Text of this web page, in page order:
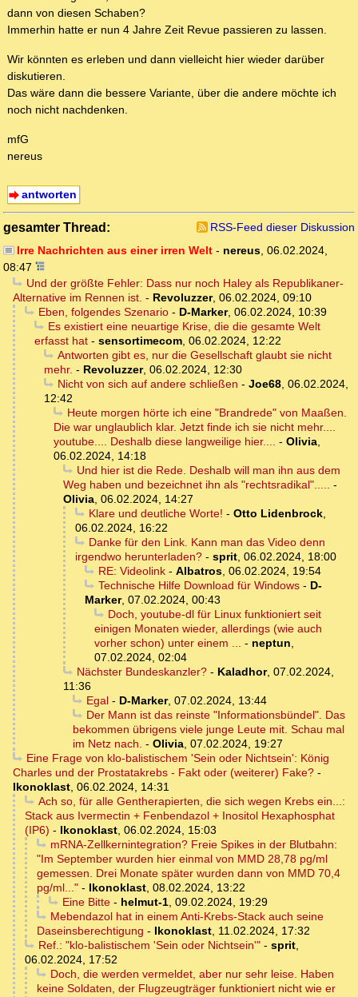
dann von diesen Schaben?
Immerhin hatte er nun 4 Jahre Zeit Revue passieren zu lassen.
Wir könnten es erleben und dann vielleicht hier wieder darüber
diskutieren.
Das wäre dann die bessere Variante, über die andere möchte ich
noch nicht nachdenken.
mfG
nereus
antworten
gesamter Thread:
RSS-Feed dieser Diskussion
Irre Nachrichten aus einer irren Welt- nereus, 06.02.2024,
08:47
Und der größte Fehler: Dass nur noch Haley als Republikaner-
Alternative im Rennen ist. - Revoluzzer, 06.02.2024, 09:10
Eben, folgendes Szenario- D-Marker, 06.02.2024, 10:39
Es existiert eine neuartige Krise, die die gesamte Welt
erfasst hat - sensortimecom, 06.02.2024, 12:22
Antworten gibt es, nur die Gesellschaft glaubt sie nicht
mehr. - Revoluzzer, 06.02.2024, 12:30
Nicht von sich auf andere schließen - Joe68, 06.02.2024,
12:42
Heute morgen hörte ich eine "Brandrede" von Maaßen.
Die war unglaublich klar. Jetzt finde ich sie nicht mehr....
youtube.... Deshalb diese langweilige hier.... - Olivia,
06.02.2024, 14:18
Und hier ist die Rede. Deshalb will man ihn aus dem
Weg haben und bezeichnet ihn als "rechtsradikal"..... -
Olivia, 06.02.2024, 14:27
Klare und deutliche Worte! - Otto Lidenbrock,
06.02.2024, 16:22
Danke für den Link. Kann man das Video denn
irgendwo herunterladen? - sprit, 06.02.2024, 18:00
RE: Videolink- Albatros, 06.02.2024, 19:54
Technische Hilfe Download für Windows- D-
Marker, 07.02.2024, 00:43
Doch, youtube-dl für Linux funktioniert seit
einigen Monaten wieder, allerdings (wie auch
vorher schon) unter einem ... - neptun,
07.02.2024, 02:04
Nächster Bundeskanzler?- Kaladhor, 07.02.2024,
11:36
Egal- D-Marker, 07.02.2024, 13:44
Der Mann ist das reinste "Informationsbündel". Das
bekommen übrigens viele junge Leute mit. Schau mal
im Netz nach. - Olivia, 07.02.2024, 19:27
Eine Frage von klo-balistischem 'Sein oder Nichtsein': König
Charles und der Prostatakrebs - Fakt oder (weiterer) Fake? -
Ikonoklast, 06.02.2024, 14:31
Ach so, für alle Gentherapierten, die sich wegen Krebs ein...:
Stack aus Ivermectin + Fenbendazol + Inositol Hexaphosphat
(IP6) - Ikonoklast, 06.02.2024, 15:03
mRNA-Zellkernintegration? Freie Spikes in der Blutbahn:
"Im September wurden hier einmal von MMD 28,78 pg/ml
gemessen. Drei Monate später wurden dann von MMD 70,4
pg/ml..." - Ikonoklast, 08.02.2024, 13:22
Eine Bitte- helmut-1, 09.02.2024, 19:29
Mebendazol hat in einem Anti-Krebs-Stack auch seine
Daseinsberechtigung - Ikonoklast, 11.02.2024, 17:32
Ref.: "klo-balistischem 'Sein oder Nichtsein'"- sprit,
06.02.2024, 17:52
Doch, die werden vermeldet, aber nur sehr leise. Haben
keine Soldaten, der Flugzeugträger funktioniert nicht wie er